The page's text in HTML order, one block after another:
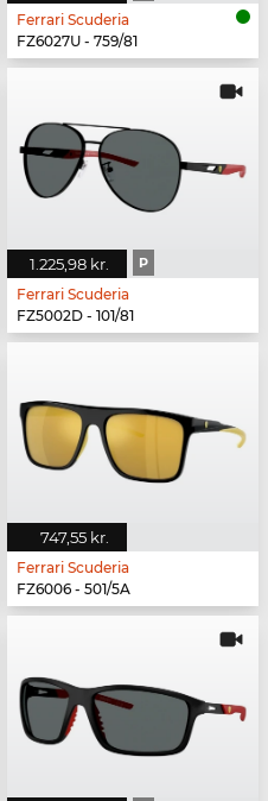
Ferrari Scuderia
FZ6027U - 759/81
1.225,98 kr. P
Ferrari Scuderia
FZ5002D - 101/81
747,55 kr.
Ferrari Scuderia
FZ6006 - 501/5A